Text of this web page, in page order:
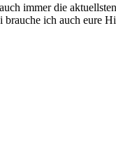
immer die
ich auch eure